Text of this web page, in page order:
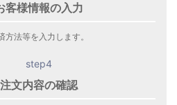
客様情報の入力
法等を入力します。
step4
注文内容の確認